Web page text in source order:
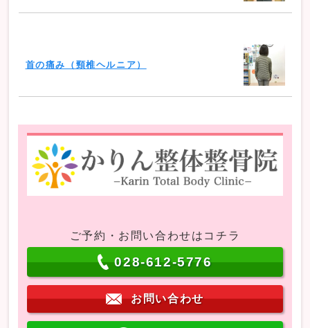
首の痛み（頸椎ヘルニア）
ご予約・お問い合わせはコチラ
028-612-5776
お問い合わせ